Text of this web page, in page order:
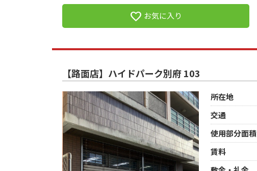
favorite お気に入り
【路面店】ハイドパーク別府 103
所在地
交通
使用部分面積
賃料